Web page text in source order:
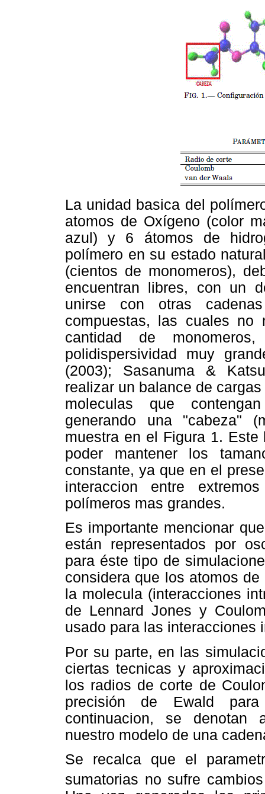
La unidad basica del
atomos de Oxígeno (color
azul) y 6 átomos de
polímero en su estado
(cientos de monomeros),
encuentran libres, con un
unirse con otras
compuestas, las cuales no
cantidad de
polidispersividad muy
(2003); Sasanuma &
realizar un balance de
moleculas que
generando una "cabeza"
muestra en el Figura 1.
poder mantener los
constante, ya que en el
interaccion entre
polímeros mas grandes.
Es importante mencionar
están representados por
para éste tipo de
considera que los atomos
la molecula (interacciones
de Lennard Jones y
usado para las interacciones
Por su parte, en las
ciertas tecnicas y
los radios de corte de
precisión de Ewald
continuacion, se denotan
nuestro modelo de una
Se recalca que el
sumatorias no sufre